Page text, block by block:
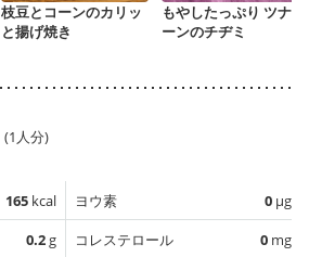
枝豆とコーンのカリッ
と揚げ焼き
もやしたっぷり ツナコ
ーンのチヂミ
(1人分)
165 kcal
0.2g
ヨウ素 0 µg
コレステロール
0 mg